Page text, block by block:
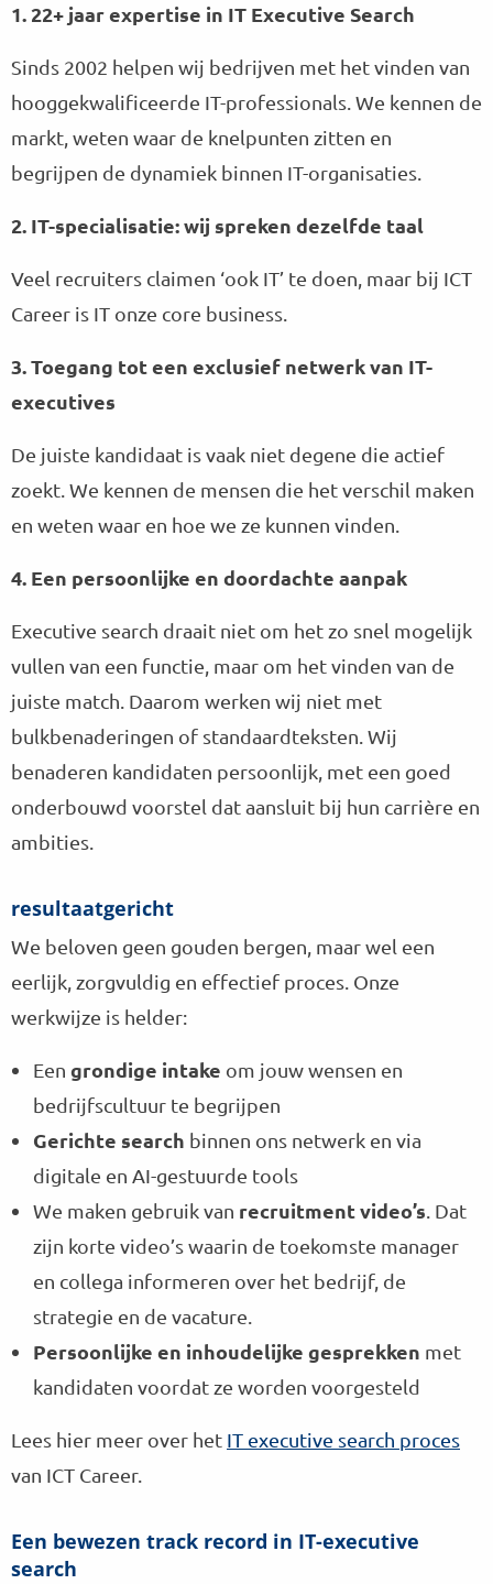
1. 22+ jaar expertise in IT Executive Search
Sinds 2002 helpen wij bedrijven met het vinden van
hooggekwalificeerde IT-professionals. We kennen de
markt, weten waar de knelpunten zitten en
begrijpen de dynamiek binnen IT-organisaties.
2. IT-specialisatie: wij spreken dezelfde taal
Veel recruiters claimen ‘ook IT’ te doen, maar bij ICT
Career is IT onze core business.
3. Toegang tot een exclusief netwerk van IT-
executives
De juiste kandidaat is vaak niet degene die actief
zoekt. We kennen de mensen die het verschil maken
en weten waar en hoe we ze kunnen vinden.
4. Een persoonlijke en doordachte aanpak
Executive search draait niet om het zo snel mogelijk
vullen van een functie, maar om het vinden van de
juiste match. Daarom werken wij niet met
bulkbenaderingen of standaardteksten. Wij
benaderen kandidaten persoonlijk, met een goed
onderbouwd voorstel dat aansluit bij hun carrière en
ambities.
resultaatgericht
We beloven geen gouden bergen, maar wel een
eerlijk, zorgvuldig en effectief proces. Onze
werkwijze is helder:
Een grondige intake om jouw wensen en
bedrijfscultuur te begrijpen
Gerichte search binnen ons netwerk en via
digitale en AI-gestuurde tools
We maken gebruik van recruitment video’s. Dat
zijn korte video’s waarin de toekomste manager
en collega informeren over het bedrijf, de
strategie en de vacature.
Persoonlijke en inhoudelijke gesprekken met
kandidaten voordat ze worden voorgesteld
Lees hier meer over het IT executive search proces
van ICT Career.
Een bewezen track record in IT-executive
search